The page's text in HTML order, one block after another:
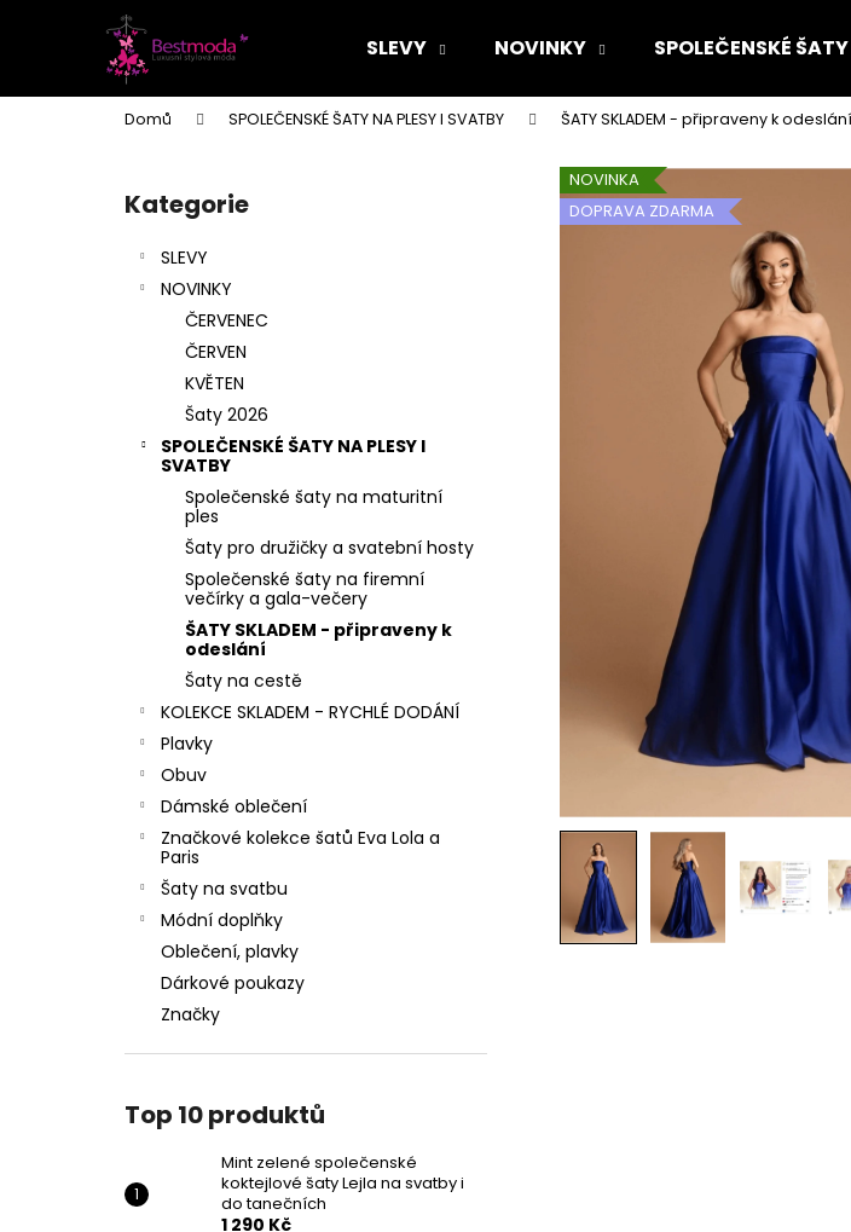
SLEVY NOVINKY SPOLEČENSKÉ
Domů SPOLEČENSKÉ ŠATY NA PLESY I SVATBY ŠATY SKLADEM - připraveny k odeslání
Přeskočit
kategorie
Kategorie
SLEVY
NOVINKY
ČERVENEC
ČERVEN
KVĚTEN
Šaty 2026
SPOLEČENSKÉ ŠATY NA PLESY I
SVATBY
Společenské šaty na maturitní
ples
Šaty pro družičky a svatební hosty
Společenské šaty na firemní
večírky a gala-večery
ŠATY SKLADEM - připraveny k
odeslání
Šaty na cestě
KOLEKCE SKLADEM - RYCHLÉ DODÁNÍ
Plavky
Obuv
Dámské oblečení
Značkové kolekce šatů Eva Lola a
Paris
Šaty na svatbu
Módní doplňky
Oblečení, plavky
Dárkové poukazy
Značky
Top 10 produktů
Mint zelené společenské
koktejlové šaty Lejla na svatby i
do tanečních
1 290 Kč
NOVINKA
DOPRAVA ZDARMA
í
Zpět
do
obchodu
Zpět
do
obchodu
Co potřebujete najít?
Doporučujeme
MINT ZELENÉ SPOLEČENSKÉ KOKTEJLOVÉ
ŠATY LEJLA NA SVATBY I DO TANEČNÍCH
1 290 Kč
RŮŽOVÉ SPOLEČENSKÉ ŠATY EMMA S